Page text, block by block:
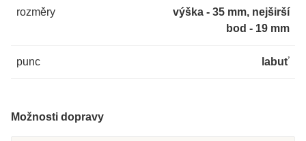
rozměry
výška - 35 mm, nejširší
bod - 19 mm
punc labuť
Možnosti dopravy